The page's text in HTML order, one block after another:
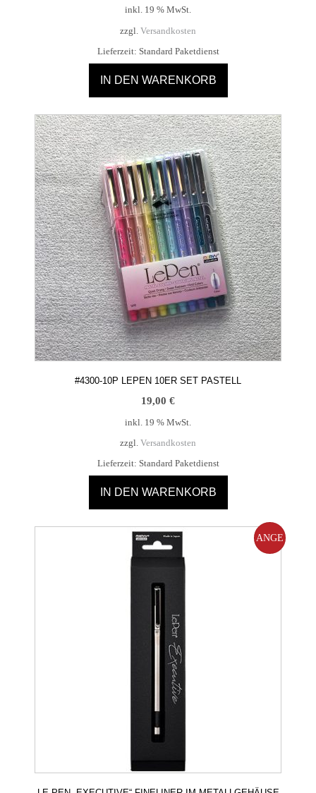
inkl. 19 % MwSt.
zzgl. Versandkosten
Lieferzeit: Standard Paketdienst
IN DEN WARENKORB
#4300-10P LEPEN 10ER SET PASTELL
19,00 €
inkl. 19 % MwSt.
zzgl. Versandkosten
Lieferzeit: Standard Paketdienst
IN DEN WARENKORB
ANGE